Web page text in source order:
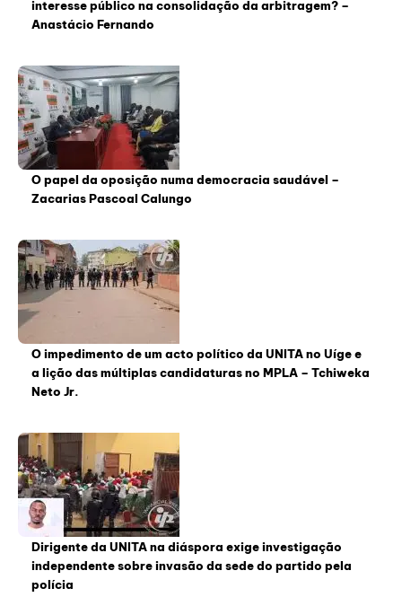
interesse público na consolidação da arbitragem? –
Anastácio Fernando
O papel da oposição numa democracia saudável –
Zacarias Pascoal Calungo
O impedimento de um acto político da UNITA no Uíge e
a lição das múltiplas candidaturas no MPLA – Tchiweka
Neto Jr.
Dirigente da UNITA na diáspora exige investigação
independente sobre invasão da sede do partido pela
polícia